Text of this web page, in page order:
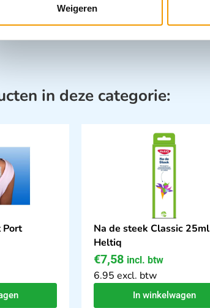
Weigeren
in deze categorie:
Port
Na de steek Classic 25ml
Heltiq
€7,58 incl. btw
6.95 excl. btw
In winkelwagen